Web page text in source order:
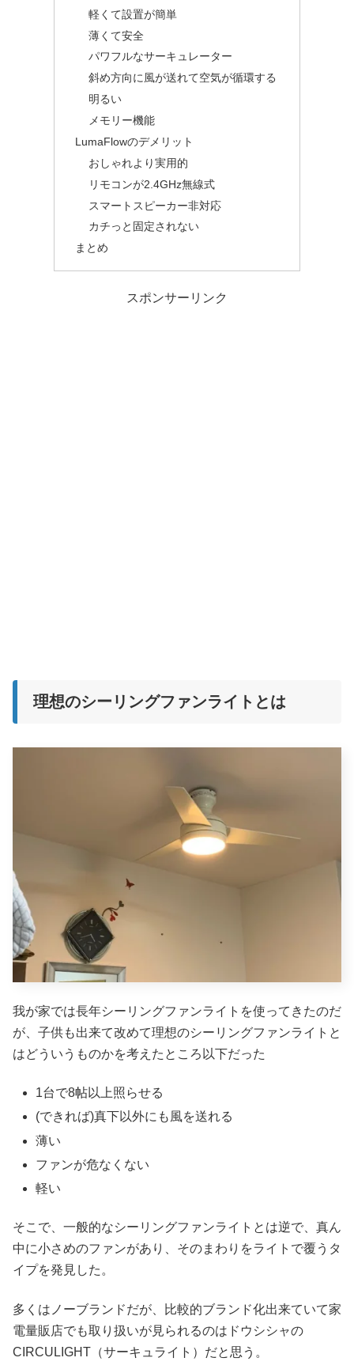
軽くて設置が簡単
薄くて安全
パワフルなサーキュレーター
斜め方向に風が送れて空気が循環する
明るい
メモリー機能
LumaFlowのデメリット
おしゃれより実用的
リモコンが2.4GHz無線式
スマートスピーカー非対応
カチっと固定されない
まとめ
スポンサーリンク
理想のシーリングファンライトとは
我が家では長年シーリングファンライトを使ってきたのだ
が、子供も出来て改めて理想のシーリングファンライトと
はどういうものかを考えたところ以下だった
1台で8帖以上照らせる
(できれば)真下以外にも風を送れる
薄い
ファンが危なくない
軽い
そこで、一般的なシーリングファンライトとは逆で、真ん
中に小さめのファンがあり、そのまわりをライトで覆うタ
イプを発見した。
多くはノーブランドだが、比較的ブランド化出来ていて家
電量販店でも取り扱いが見られるのはドウシシャの
CIRCULIGHT（サーキュライト）だと思う。